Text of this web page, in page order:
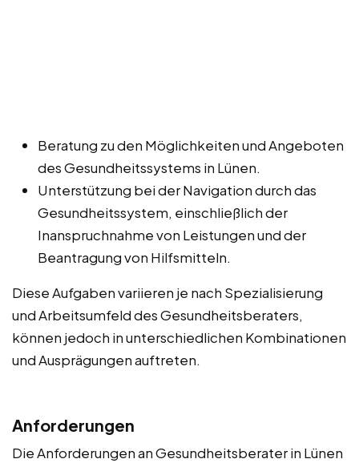
Beratung zu den Möglichkeiten und Angeboten
des Gesundheitssystems in Lünen.
Unterstützung bei der Navigation durch das
Gesundheitssystem, einschließlich der
Inanspruchnahme von Leistungen und der
Beantragung von Hilfsmitteln.
Diese Aufgaben variieren je nach Spezialisierung
und Arbeitsumfeld des Gesundheitsberaters,
können jedoch in unterschiedlichen Kombinationen
und Ausprägungen auftreten.
Anforderungen
Die Anforderungen an Gesundheitsberater in Lünen